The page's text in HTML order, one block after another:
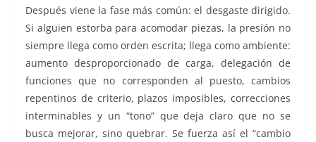
Después viene la fase más común: el desgaste dirigido.
Si alguien estorba para acomodar piezas, la presión no
siempre llega como orden escrita; llega como ambiente:
aumento desproporcionado de carga, delegación de
funciones que no corresponden al puesto, cambios
repentinos de criterio, plazos imposibles, correcciones
interminables y un “tono” que deja claro que no se
busca mejorar, sino quebrar. Se fuerza así el “cambio